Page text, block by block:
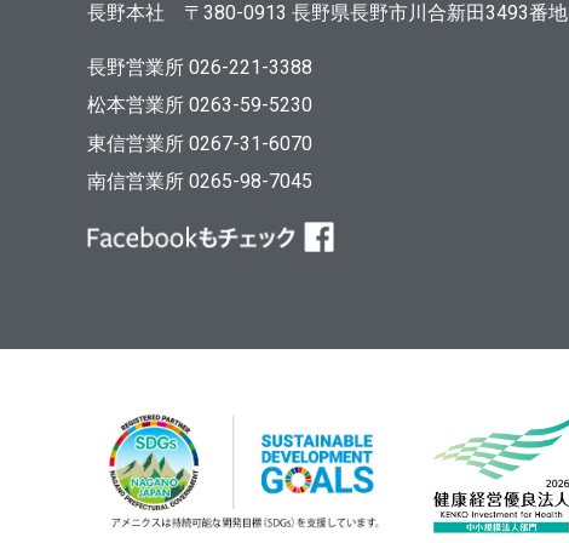
長野本社 〒380-0913 長野県長野市川合新田3493番地
長野営業所 026-221-3388
松本営業所 0263-59-5230
東信営業所 0267-31-6070
南信営業所 0265-98-7045